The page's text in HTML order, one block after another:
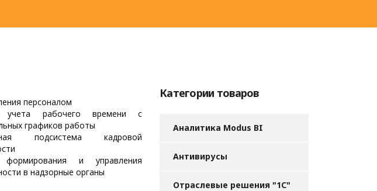
персоналом
учета рабочего времени с
графиков работы
подсистема кадровой
и управления
в надзорные органы
Категории товаров
Аналитика Modus BI
Антивирусы
Отраслевые решения "1С"